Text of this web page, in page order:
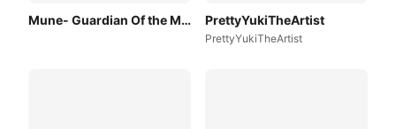
Mune- Guardian Of the Moon PrettyYukiTheArtist
PrettyYukiTheArtist